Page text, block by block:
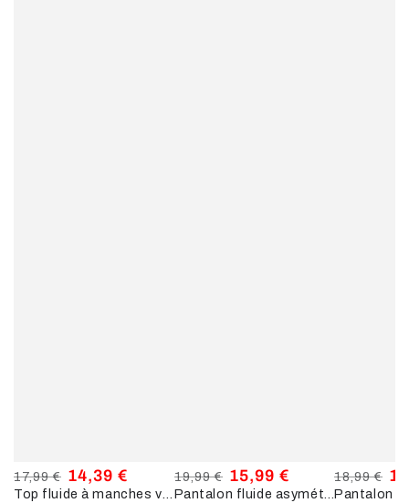
Prix
17,99 €
Prix
14,39 €
Prix
19,99 €
Prix
15,99 €
Pantalon fluide asymétrique à côtés fendus - TurquoisePrix
18,99 €